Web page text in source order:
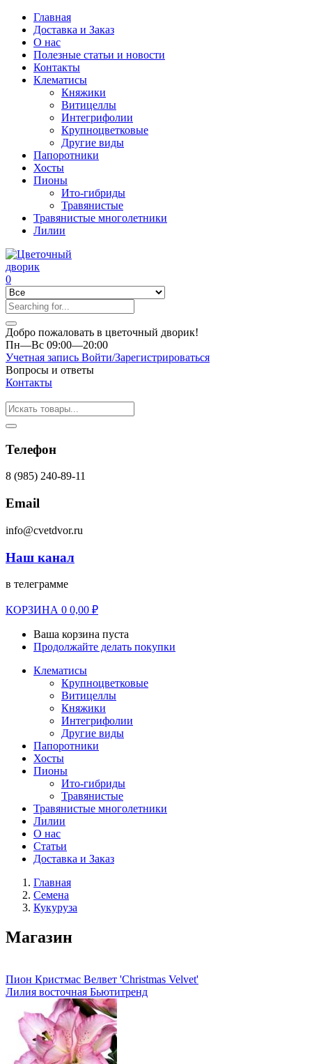
Главная
Доставка и Заказ
О нас
Полезные статьи и новости
Контакты
Клематисы
Княжики
Витицеллы
Интегрифолии
Крупноцветковые
Другие виды
Папоротники
Хосты
Пионы
Ито-гибриды
Травянистые
Травянистые многолетники
Лилии
0
Добро пожаловать в цветочный дворик!
Пн—Вс 09:00—20:00
Учетная запись Войти/Зарегистрироваться
Вопросы и ответы
Контакты
Телефон
8 (985) 240-89-11
Email
info@cvetdvor.ru
Наш канал
в телеграмме
КОРЗИНА 0 0,00 ₽
Ваша корзина пуста
Продолжайте делать покупки
Клематисы
Крупноцветковые
Витицеллы
Княжики
Интегрифолии
Другие виды
Папоротники
Хосты
Пионы
Ито-гибриды
Травянистые
Травянистые многолетники
Лилии
О нас
Статьи
Доставка и Заказ
Главная
Семена
Кукуруза
Магазин
Пион Кристмас Велвет 'Christmas Velvet'
Лилия восточная Бьютитренд